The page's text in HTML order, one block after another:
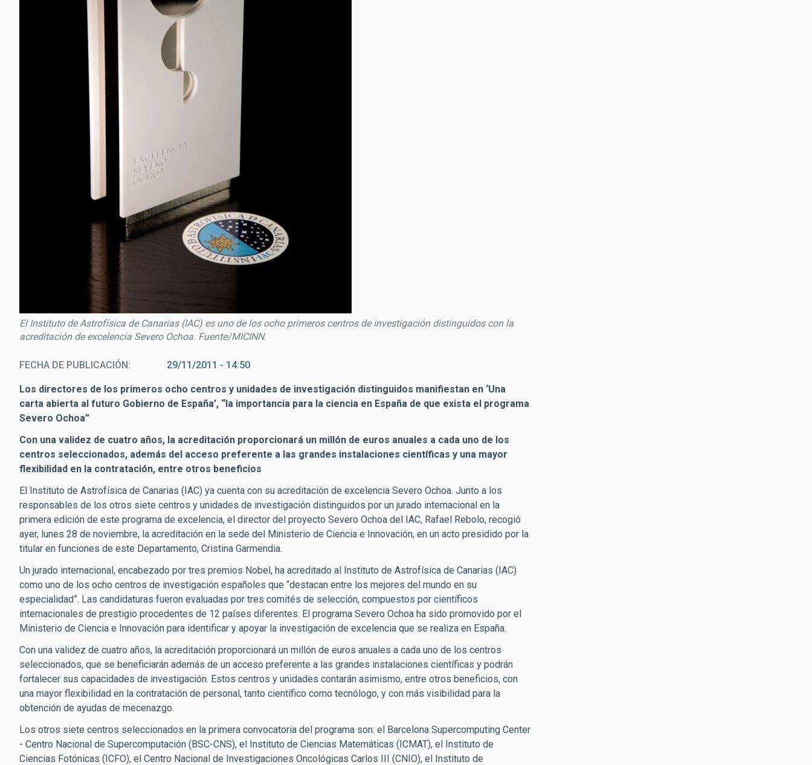
El Instituto de Astrofísica de Canarias (IAC) es uno de los ocho primeros centros de investigación distinguidos con la
acreditación de excelencia Severo Ochoa. Fuente/MICINN.
FECHA DE PUBLICACIÓN 29/11/2011 - 14:50
Los directores de los primeros ocho centros y unidades de investigación distinguidos manifiestan en ‘Una
carta abierta al futuro Gobierno de España’, “la importancia para la ciencia en España de que exista el programa
Severo Ochoa”
Con una validez de cuatro años, la acreditación proporcionará un millón de euros anuales a cada uno de los
centros seleccionados, además del acceso preferente a las grandes instalaciones científicas y una mayor
flexibilidad en la contratación, entre otros beneficios
El Instituto de Astrofísica de Canarias (IAC) ya cuenta con su acreditación de excelencia Severo Ochoa. Junto a los
responsables de los otros siete centros y unidades de investigación distinguidos por un jurado internacional en la
primera edición de este programa de excelencia, el director del proyecto Severo Ochoa del IAC, Rafael Rebolo, recogió
ayer, lunes 28 de noviembre, la acreditación en la sede del Ministerio de Ciencia e Innovación, en un acto presidido por la
titular en funciones de este Departamento, Cristina Garmendia.
Un jurado internacional, encabezado por tres premios Nobel, ha acreditado al Instituto de Astrofísica de Canarias (IAC)
como uno de los ocho centros de investigación españoles que “destacan entre los mejores del mundo en su
especialidad”. Las candidaturas fueron evaluadas por tres comités de selección, compuestos por científicos
internacionales de prestigio procedentes de 12 países diferentes. El programa Severo Ochoa ha sido promovido por el
Ministerio de Ciencia e Innovación para identificar y apoyar la investigación de excelencia que se realiza en España.
Con una validez de cuatro años, la acreditación proporcionará un millón de euros anuales a cada uno de los centros
seleccionados, que se beneficiarán además de un acceso preferente a las grandes instalaciones científicas y podrán
fortalecer sus capacidades de investigación. Estos centros y unidades contarán asimismo, entre otros beneficios, con
una mayor flexibilidad en la contratación de personal, tanto científico como tecnólogo, y con más visibilidad para la
obtención de ayudas de mecenazgo.
Los otros siete centros seleccionados en la primera convocatoria del programa son: el Barcelona Supercomputing Center
- Centro Nacional de Supercomputación (BSC-CNS), el Instituto de Ciencias Matemáticas (ICMAT), el Instituto de
Ciencias Fotónicas (ICFO), el Centro Nacional de Investigaciones Oncológicas Carlos III (CNIO), el Instituto de